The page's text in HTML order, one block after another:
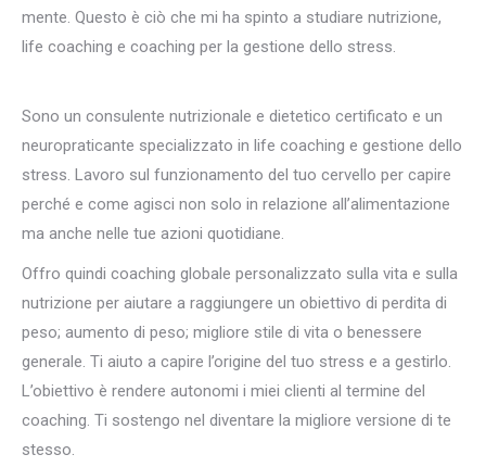
mente. Questo è ciò che mi ha spinto a studiare nutrizione,
life coaching e coaching per la gestione dello stress.
Sono un consulente nutrizionale e dietetico certificato e un
neuropraticante specializzato in life coaching e gestione dello
stress. Lavoro sul funzionamento del tuo cervello per capire
perché e come agisci non solo in relazione all’alimentazione
ma anche nelle tue azioni quotidiane.
Offro quindi coaching globale personalizzato sulla vita e sulla
nutrizione per aiutare a raggiungere un obiettivo di perdita di
peso; aumento di peso; migliore stile di vita o benessere
generale. Ti aiuto a capire l’origine del tuo stress e a gestirlo.
L’obiettivo è rendere autonomi i miei clienti al termine del
coaching. Ti sostengo nel diventare la migliore versione di te
stesso.